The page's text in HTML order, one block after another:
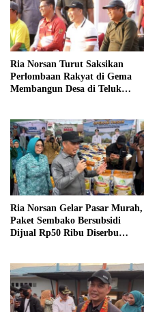
Ria Norsan Turut Saksikan
Perlombaan Rakyat di Gema
Membangun Desa di Teluk
Ria Norsan Gelar Pasar Murah,
Paket Sembako Bersubsidi
Dijual Rp50 Ribu Diserbu